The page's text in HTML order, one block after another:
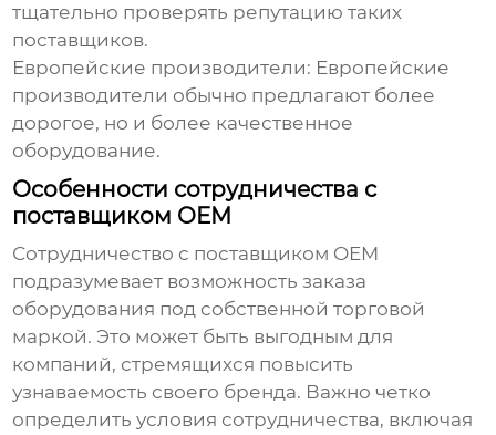
тщательно проверять репутацию таких
поставщиков.
Европейские производители: Европейские
производители обычно предлагают более
дорогое, но и более качественное
оборудование.
Особенности сотрудничества с
поставщиком OEM
Сотрудничество с поставщиком OEM
подразумевает возможность заказа
оборудования под собственной торговой
маркой. Это может быть выгодным для
компаний, стремящихся повысить
узнаваемость своего бренда. Важно четко
определить условия сотрудничества, включая